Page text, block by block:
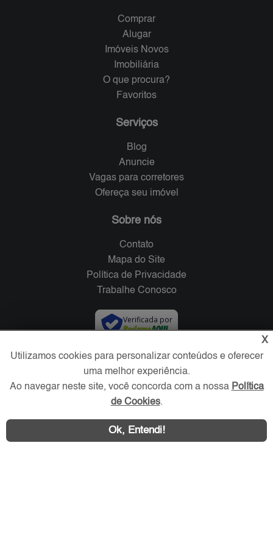
Comprar
Alugar
Imóveis Novos
Imobiliária
O que procura?
Favoritos
Serviços
Blog
Anuncie
Vagas para corretores
Ofereça seu imóvel
Sobre nós
Contato
Mapa do Site
Política de Privacidade
Trabalhe Conosco
Verificada por
Redes Sociais
X
Utilizamos cookies para personalizar conteúdos e oferecer
uma melhor experiência.
Ao navegar neste site, você concorda com a nossa Política
de Cookies.
Ok, Entendi!